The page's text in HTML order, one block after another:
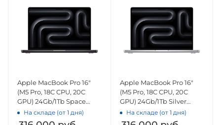
Apple MacBook Pro 16"
(M5 Pro, 18C CPU, 20C
GPU) 24Gb/1Tb Space
Black (MGEA4)
На складе (от 1 дня)
Apple MacBook Pro 16"
(M5 Pro, 18C CPU, 20C
GPU) 24Gb/1Tb Silver
(MGE44)
На складе (от 1 дня)